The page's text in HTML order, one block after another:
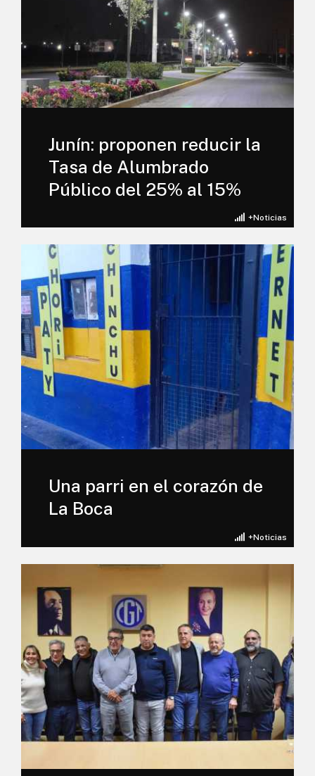
+Noticias
Junín: proponen reducir la
Tasa de Alumbrado
Público del 25% al 15%
+Noticias
Una parri en el corazón de
La Boca